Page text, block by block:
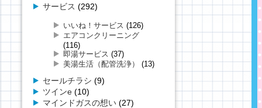
サービス (292)
いいね！サービス (126)
エアコンクリーニング
(116)
即湯サービス (37)
美湯生活（配管洗浄）
(13)
セールチラシ (9)
ツインe(10)
マインドガスの想い(27)